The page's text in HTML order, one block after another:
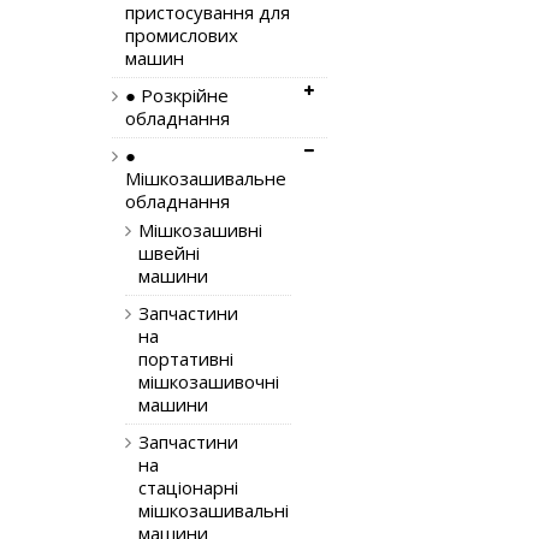
пристосування для
промислових
машин
● Розкрійне
обладнання
●
Мішкозашивальне
обладнання
Мішкозашивні
швейні
машини
Запчастини
на
портативні
мішкозашивочні
машини
Запчастини
на
стаціонарні
мішкозашивальні
машини